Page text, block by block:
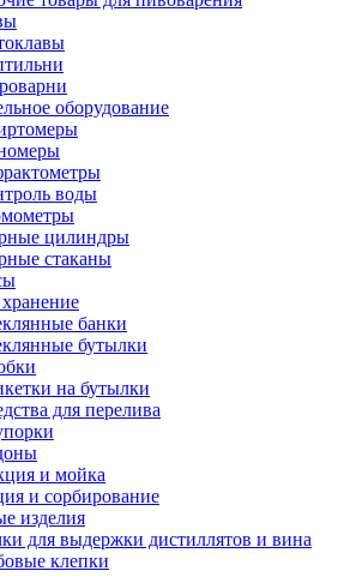
оборудование
воды
цилиндры
стаканы
банки
бутылки
на бутылки
для перелива
и мойка
и сорбирование
изделия
для выдержки дистиллятов и вина
клепки